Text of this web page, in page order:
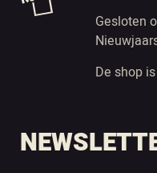
Gesloten
De shop